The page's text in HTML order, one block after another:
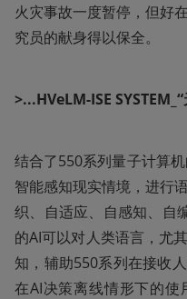
火灾事故一度暂停，但好
>...HVeLM-ISE
结合了550系列量子计算
智能感知现实情境，进行
织、自适应、自感知、自
的AI可以对人类语言，尤
知，辅助550系列在接收
在AI决策离线情形下的